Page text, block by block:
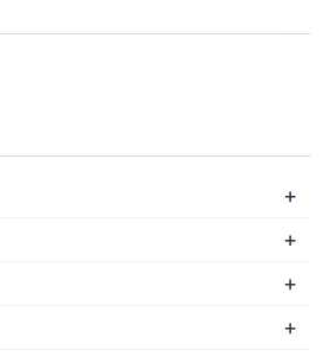
+
+
+
+